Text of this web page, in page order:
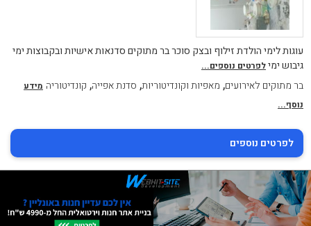
עוגות לימי הולדת זילוף ובצק סוכר בר מתוקים סדנאות אישיות ובקבוצות ימי
גיבוש ימילפרטים נוספים...
בר מתוקים לאירועים, מאפיות וקונדיטוריות, סדנת אפייה, קונדיטוריה מידע
נוסף...
לפרטים נוספים